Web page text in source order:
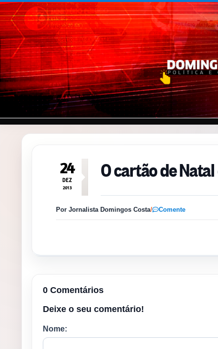
Pular para o conteúdo
24
DEZ
2013
O cartão de
Por Jornalista Domingos Costa/ Comente
0 Comentários
Deixe o seu comentário!
Nome: